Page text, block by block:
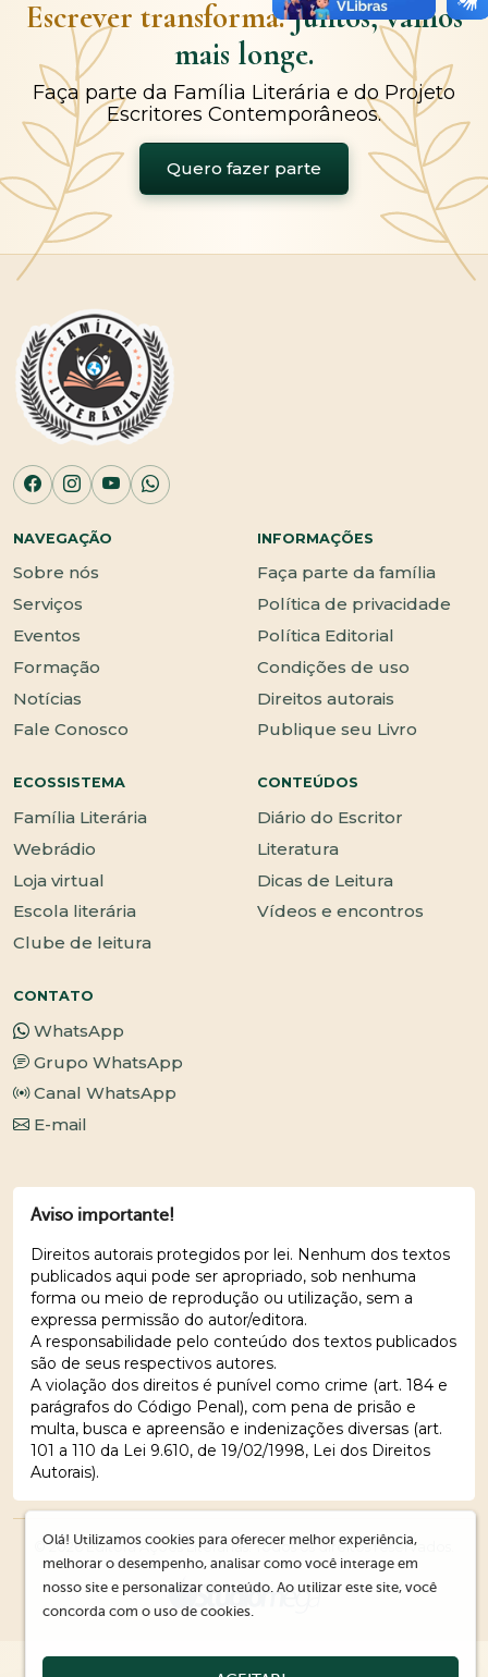
Escrever transforma.Juntos, vamos
mais longe.
Faça parte da Família Literária e do Projeto
Escritores Contemporâneos.
Quero fazer parte
NAVEGAÇÃO
Sobre nós
Serviços
Eventos
Formação
Notícias
Fale Conosco
INFORMAÇÕES
Faça parte da família
Política de privacidade
Política Editorial
Condições de uso
Direitos autorais
Publique seu Livro
ECOSSISTEMA
Família Literária
Webrádio
Loja virtual
Escola literária
Clube de leitura
CONTEÚDOS
Diário do Escritor
Literatura
Dicas de Leitura
Vídeos e encontros
CONTATO
WhatsApp
Grupo WhatsApp
Canal WhatsApp
E-mail
Aviso importante!
Direitos autorais protegidos por lei. Nenhum dos textos
publicados aqui pode ser apropriado, sob nenhuma
forma ou meio de reprodução ou utilização, sem a
expressa permissão do autor/editora.
A responsabilidade pelo conteúdo dos textos publicados
são de seus respectivos autores.
A violação dos direitos é punível como crime (art. 184 e
parágrafos do Código Penal), com pena de prisão e
multa, busca e apreensão e indenizações diversas (art.
101 a 110 da Lei 9.610, de 19/02/1998, Lei dos Direitos
Autorais).
© 2026 Editora Ações Literárias. Todos os direitos reservados.
Olá! Utilizamos cookies para oferecer melhor experiência,
melhorar o desempenho, analisar como você interage em
nosso site e personalizar conteúdo. Ao utilizar este site, você
concorda com o uso de cookies.